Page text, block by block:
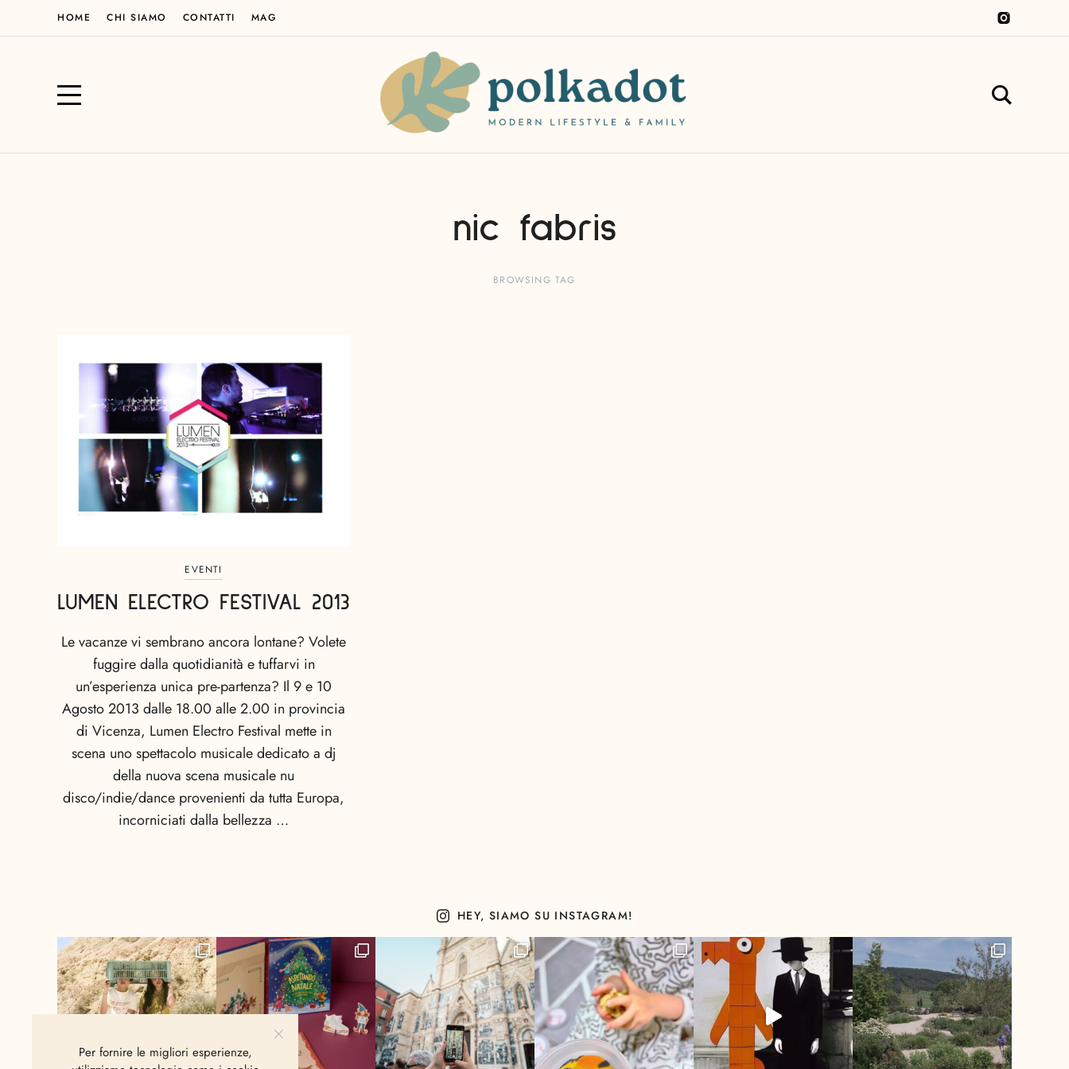
HOME CHI SIAMO CONTATTI MAG
nic fabris
BROWSING TAG
EVENTI
LUMEN ELECTRO FESTIVAL 2013
Le vacanze vi sembrano ancora lontane? Volete
fuggire dalla quotidianità e tuffarvi in
un’esperienza unica pre-partenza? Il 9 e 10
Agosto 2013 dalle 18.00 alle 2.00 in provincia
di Vicenza, Lumen Electro Festival mette in
scena uno spettacolo musicale dedicato a dj
della nuova scena musicale nu
disco/indie/dance provenienti da tutta Europa,
incorniciati dalla bellezza …
HEY, SIAMO SU INSTAGRAM!
Per fornire le migliori esperienze,